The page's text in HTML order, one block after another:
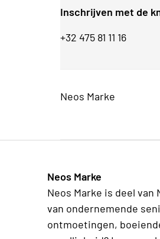
Inschrijven met de
+32 475 81 11 16
Neos Marke
Neos Marke
Neos Marke is deel
van ondernemende
ontmoetingen,